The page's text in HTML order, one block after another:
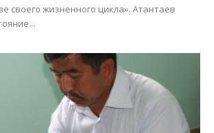
своего жизненного цикла». Атантаев